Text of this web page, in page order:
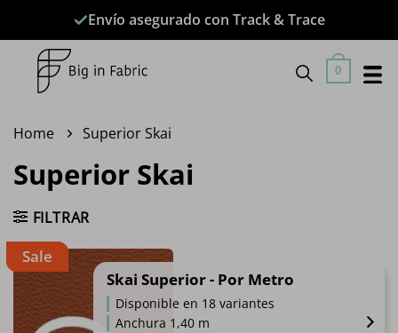
contenido
Envío asegurado con Track & Trace
0
Home Superior Skai
Superior Skai
FILTRAR
Sale
Skai Superior - Por Metro
Disponible en 18 variantes
Anchura 1,40 m